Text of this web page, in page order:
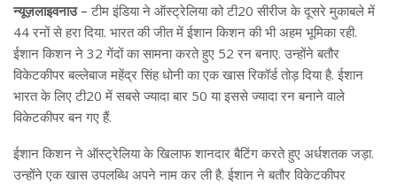
न्यूज़लाइवनाउ –टीम इंडिया ने ऑस्ट्रेलिया को टी20 सीरीज के दूसरे मुकाबले में
44 रनों से हरा दिया. भारत की जीत में ईशान किशन की भी अहम भूमिका रही.
ईशान किशन ने 32 गेंदों का सामना करते हुए 52 रन बनाए. उन्होंने बतौर
विकेटकीपर बल्लेबाज महेंद्र सिंह धोनी का एक खास रिकॉर्ड तोड़ दिया है. ईशान
भारत के लिए टी20 में सबसे ज्यादा बार 50 या इससे ज्यादा रन बनाने वाले
विकेटकीपर बन गए हैं.
ईशान किशन ने ऑस्ट्रेलिया के खिलाफ शानदार बैटिंग करते हुए अर्धशतक जड़ा.
उन्होंने एक खास उपलब्धि अपने नाम कर ली है. ईशान ने बतौर विकेटकीपर